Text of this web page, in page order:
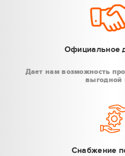
Официальное
Дает нам возможность
выгодной
Снабжение